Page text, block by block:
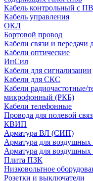
Кабель контрольный с
Кабель управления
ОКЛ
Бортовой провод
Кабели связи и передачи
Кабели оптические
ИнСил
Кабели для сигнализации
Кабели для СКС
Кабели радиочастотные/
микрофонный (РКБ)
Кабели телефонные
Провода для полевой
КВИП
Арматура ВЛ (СИП)
Арматура для воздушных
Арматура для воздушных
Плита ПЗК
Низковольтное
Розетки и выключатели